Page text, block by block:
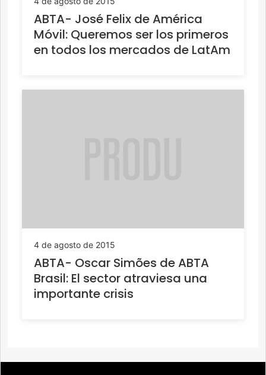
ABTA- José Felix de América
Móvil: Queremos ser los primeros
en todos los mercados de LatAm
4 de agosto de 2015
ABTA- Oscar Simões de ABTA
Brasil: El sector atraviesa una
importante crisis